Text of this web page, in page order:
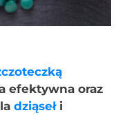
efektywna oraz
dziąsełi